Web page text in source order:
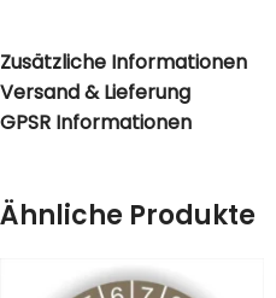
Zusätzliche Informationen
Versand & Lieferung
GPSR Informationen
Ähnliche Produkte